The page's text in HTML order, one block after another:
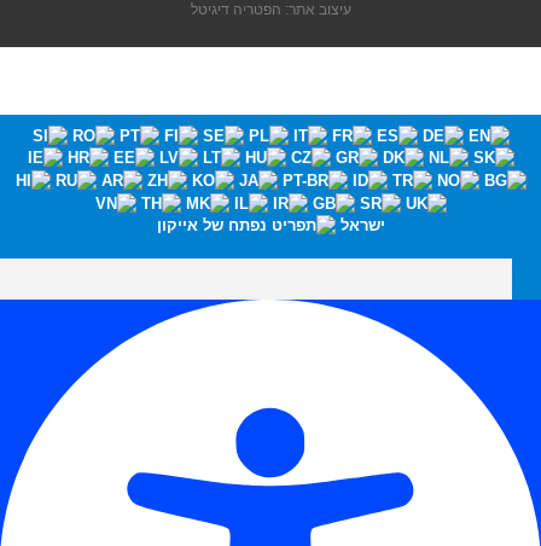
עיצוב אתר: הפטריה דיגיטל
ישראל